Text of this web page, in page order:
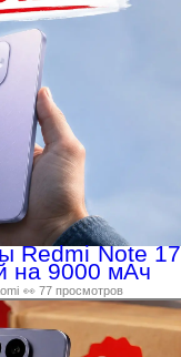
Redmi Note 17
на 9000 мАч
👀 77 просмотров